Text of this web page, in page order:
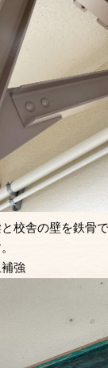
校舎の壁を鉄骨
強